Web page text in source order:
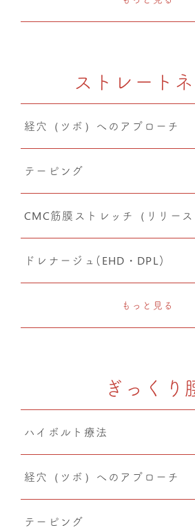
自律神経調整
猫背矯正
小顔矯正
楽トレ
ストレート
経穴（ツボ）へのアプローチ
テーピング
CMC筋膜ストレッチ（リリース
ドレナージュ(EHD・DPL)
もっと見る
ぎっくり
ハイボルト療法
経穴（ツボ）へのアプローチ
テーピング